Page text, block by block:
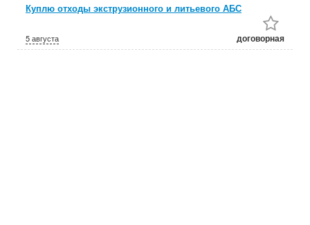
Куплю отходы экструзионного и литьевого АБС
5 августа договорная